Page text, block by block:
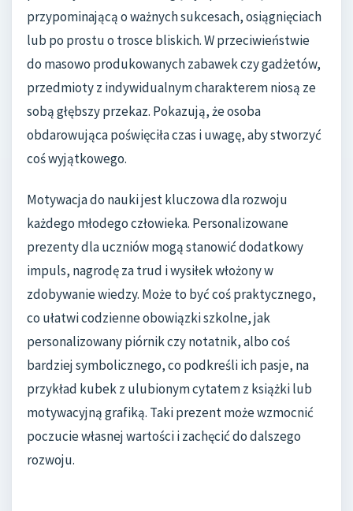
przypominającą o ważnych sukcesach, osiągnięciach
lub po prostu o trosce bliskich. W przeciwieństwie
do masowo produkowanych zabawek czy gadżetów,
przedmioty z indywidualnym charakterem niosą ze
sobą głębszy przekaz. Pokazują, że osoba
obdarowująca poświęciła czas i uwagę, aby stworzyć
coś wyjątkowego.
Motywacja do nauki jest kluczowa dla rozwoju
każdego młodego człowieka. Personalizowane
prezenty dla uczniów mogą stanowić dodatkowy
impuls, nagrodę za trud i wysiłek włożony w
zdobywanie wiedzy. Może to być coś praktycznego,
co ułatwi codzienne obowiązki szkolne, jak
personalizowany piórnik czy notatnik, albo coś
bardziej symbolicznego, co podkreśli ich pasje, na
przykład kubek z ulubionym cytatem z książki lub
motywacyjną grafiką. Taki prezent może wzmocnić
poczucie własnej wartości i zachęcić do dalszego
rozwoju.